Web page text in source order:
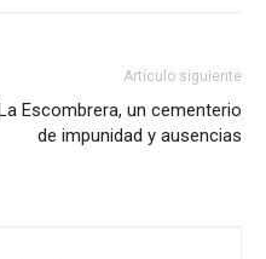
Artículo siguiente
Escombrera, un cementerio
de impunidad y ausencias